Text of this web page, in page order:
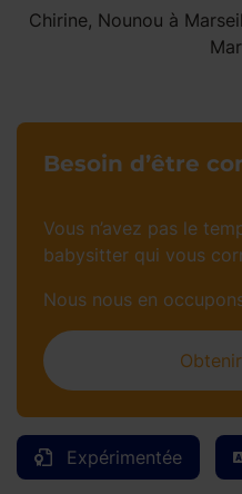
Chirine, Nounou à
Expérimentée
Besoin d’être
Vous n’avez pas le
babysitter qui vous
Nous nous en